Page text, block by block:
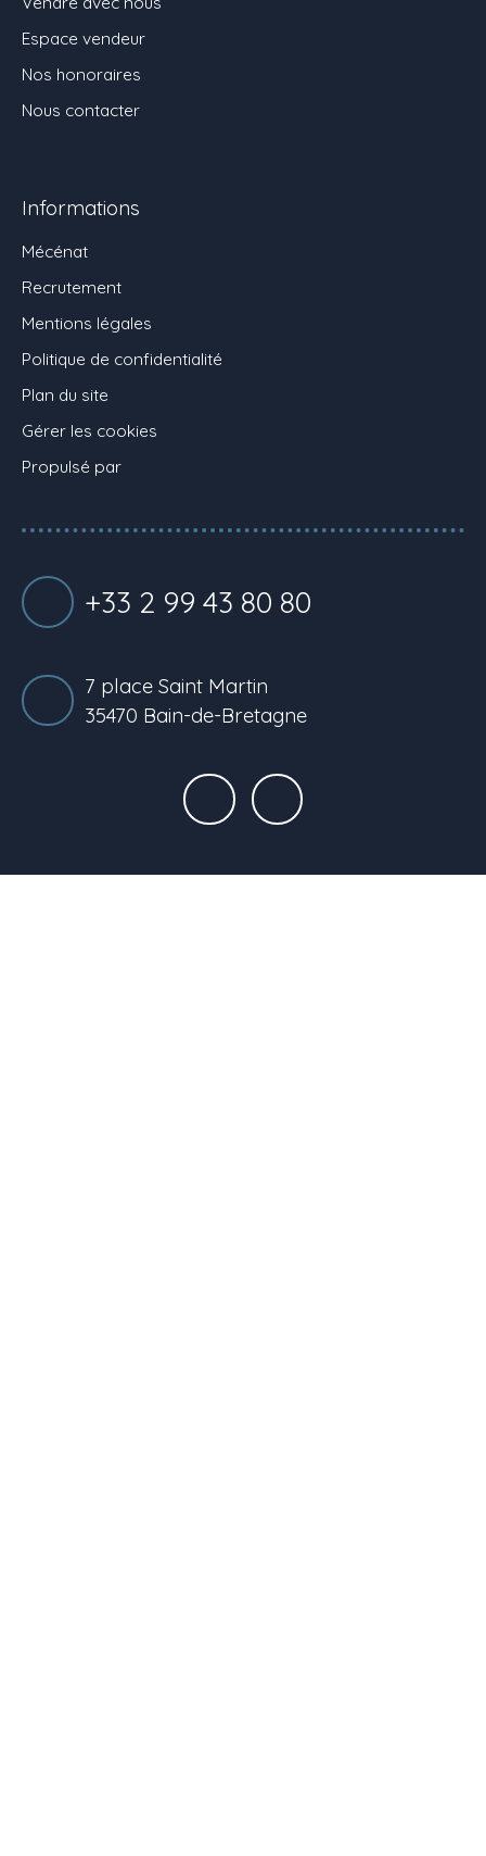
Espace vendeur
Nos honoraires
Nous contacter
Informations
Mécénat
Recrutement
Mentions légales
Politique de confidentialité
Plan du site
Gérer les cookies
Propulsé par
+33 2 99 43 80 80
7 place Saint Martin
35470 Bain-de-Bretagne